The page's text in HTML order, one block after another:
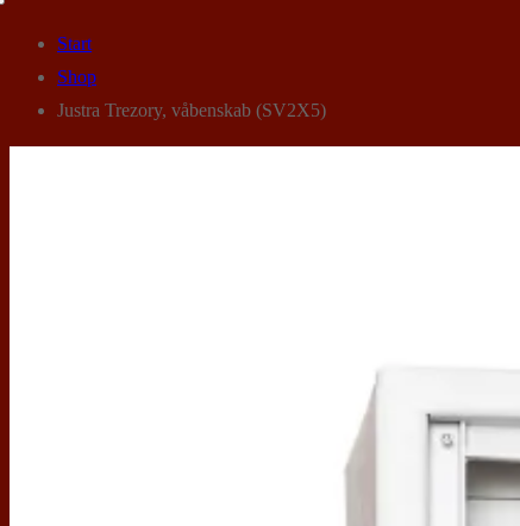
Start
Shop
Justra Trezory, våbenskab (SV2X5)